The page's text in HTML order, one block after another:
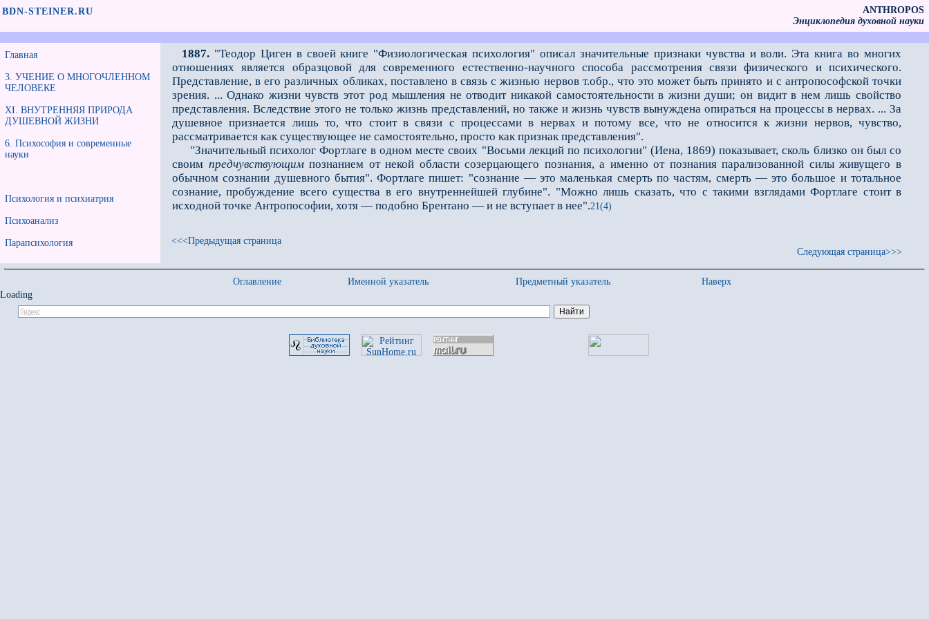
BDN-STEINER.RU
ANTHROPOS
Энциклопедия духовной науки
Главная
3. УЧЕНИЕ О МНОГОЧЛЕННОМ
ЧЕЛОВЕКЕ
XI. ВНУТРЕННЯЯ ПРИРОДА
ДУШЕВНОЙ ЖИЗНИ
6. Психософия и современные
науки
Психология и психиатрия
Психоанализ
Парапсихология
1887. "Теодор Циген в своей книге "Физиологическая психология" описал значительные признаки чув­ства и воли. Эта книга во многих
отношениях является образцовой для современного естественно-научного способа рассмотрения связи физического и психического.
Представление, в его различных обликах, поставлено в связь с жизнью нервов т.обр., что это может быть принято и с антропософской точки
зрения. ... Однако жизни чувств этот род мышления не отводит никакой самостоятельности в жизни души; он видит в нем лишь свойство
представления. Вследствие этого не только жизнь представлений, но также и жизнь чувств вынуждена опираться на процессы в нервах. ... За
душевное признается лишь то, что стоит в связи с процессами в нервах и потому все, что не относится к жизни нервов, чувство,
рассматривается как существующее не самостоятельно, просто как признак представления".
"Значительный психолог Фортлаге в одном месте своих "Восьми лекций по психологии" (Иена, 1869) показывает, сколь близко он был со
своим предчувствующимпознанием от некой области созерцающего познания, а именно от познания парализованной силы живущего в
обычном сознании душевного бытия". Фортлаге пишет: "сознание — это маленькая смерть по частям, смерть — это большое и тотальное
сознание, пробуждение всего существа в его внутреннейшей глубине". "Можно лишь сказать, что с такими взглядами Фортлаге стоит в
исходной точке Антропософии, хотя — подобно Брентано — и не вступает в нее".21(4)
<<<Предыдущая страница
Следующая страница>>>
Оглавление Именной указатель Предметный указатель
Наверх
Loading